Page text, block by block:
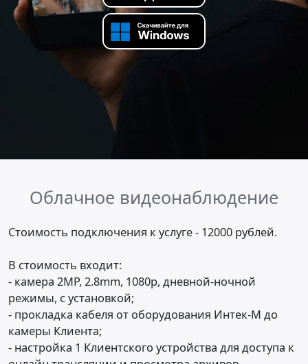
Облачное видеонаблюдение
Стоимость подключения к услуге - 12000 рублей.
В стоимость входит:
- камера 2MP, 2.8mm, 1080p, дневной-ночной
режимы, с установкой;
- прокладка кабеля от оборудования Интек-М до
камеры Клиента;
- настройка 1 Клиентского устройства для доступа к